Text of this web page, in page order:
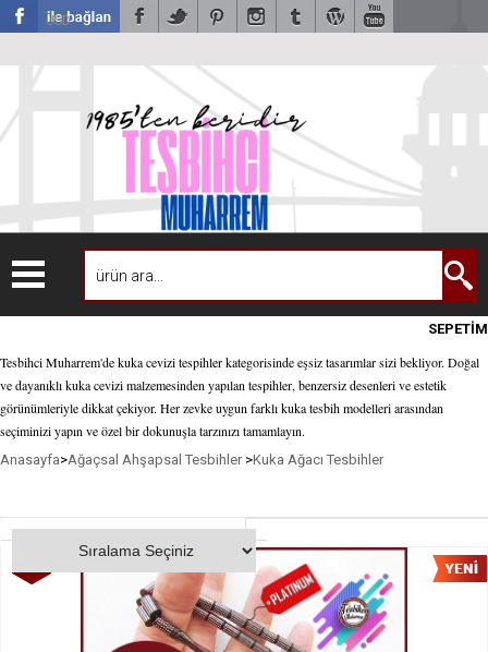
USD
SEPETİM
Tesbihci Muharrem'de kuka cevizi tespihler kategorisinde eşsiz tasarımlar sizi bekliyor. Doğal
ve dayanıklı kuka cevizi malzemesinden yapılan tespihler, benzersiz desenleri ve estetik
görünümleriyle dikkat çekiyor. Her zevke uygun farklı kuka tesbih modelleri arasından
seçiminizi yapın ve özel bir dokunuşla tarzınızı tamamlayın.
Anasayfa>Ağaçsal Ahşapsal Tesbihler>Kuka Ağacı Tesbihler